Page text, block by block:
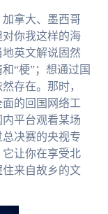
拿大、墨西哥
你我这样的海
英文解说固然
“梗”；想通过国
存在。那时，
的回国网络工
平台观看某场
决赛的央视专
让你在享受北
来自故乡的文